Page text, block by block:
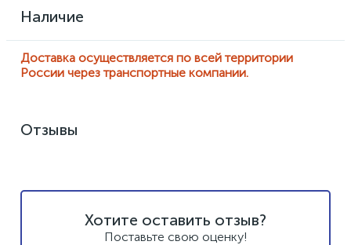
Наличие
Доставка осуществляется по всей территории
России через транспортные компании.
Отзывы
Хотите оставить отзыв?
Поставьте свою оценку!